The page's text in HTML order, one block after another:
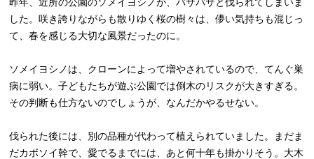
した。咲き誇りながらも散りゆく桜の樹々は、儚い気持ちも混じっ
て、春を感じる大切な風景だったのに。
ソメイヨシノは、クローンによって増やされているので、てんぐ巣
病に弱い。子どもたちが遊ぶ公園では倒木のリスクが大きすぎる。
その判断も仕方ないのでしょうが、なんだかやるせない。
伐られた後には、別の品種が代わって植えられていました。まだま
だカボソイ幹で、愛でるまでには、あと何十年も掛かりそう。大木